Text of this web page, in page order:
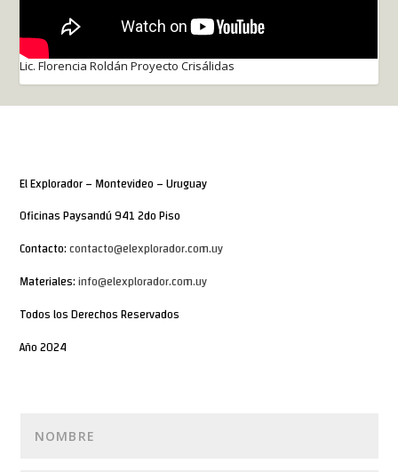
Lic. Florencia Roldán Proyecto Crisálidas
El Explorador – Montevideo – Uruguay
Oficinas Paysandú 941 2do Piso
Contacto:contacto@elexplorador.com.uy
Materiales:info@elexplorador.com.uy
Todos los Derechos Reservados
Año 2024